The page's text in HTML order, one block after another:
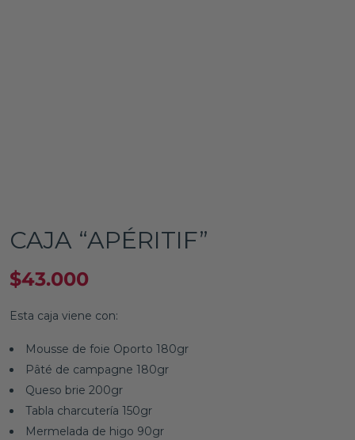
CAJA “APÉRITIF”
$43.000
Esta caja viene con:
Mousse de foie Oporto 180gr
Pâté de campagne 180gr
Queso brie 200gr
Tabla charcutería 150gr
Mermelada de higo 90gr